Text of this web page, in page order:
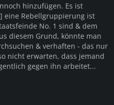
hinzufügen. Es ist
eine Rebellgruppierung ist
No. 1 sind & dem
diesem Grund, könnte man
& verhaften - das nur
nicht erwarten, dass jemand
gegen ihn arbeitet...